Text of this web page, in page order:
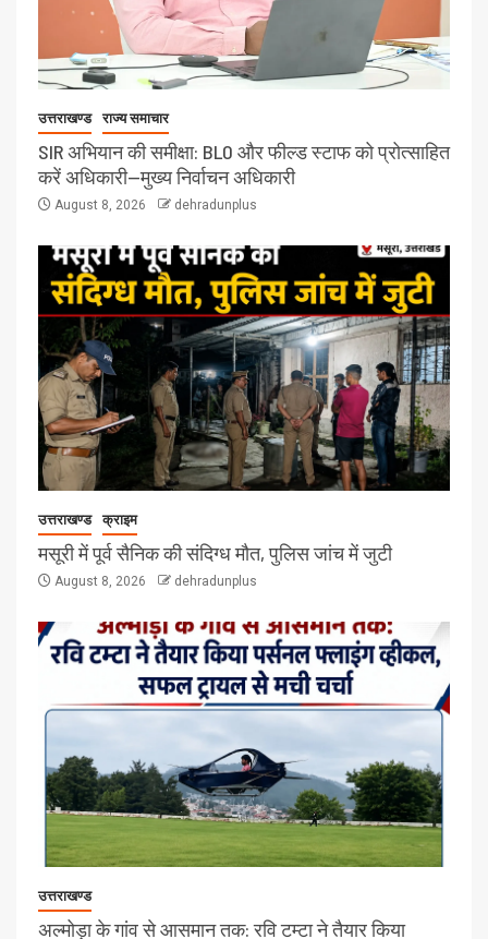
उत्तराखण्ड राज्य समाचार
SIR अभियान की समीक्षा: BLO और फील्ड स्टाफ को प्रोत्साहित
करें अधिकारी—मुख्य निर्वाचन अधिकारी
August 8, 2026 dehradunplus
उत्तराखण्ड क्राइम
मसूरी में पूर्व सैनिक की संदिग्ध मौत, पुलिस जांच में जुटी
August 8, 2026 dehradunplus
उत्तराखण्ड
अल्मोड़ा के गांव से आसमान तक: रवि टम्टा ने तैयार किया